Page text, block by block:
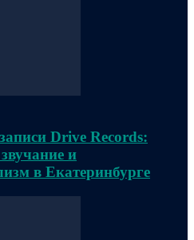
Drive Records:
и
в Екатеринбурге